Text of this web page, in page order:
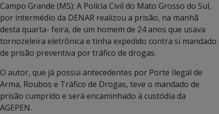
Campo Grande (MS): A Polícia Civil do Mato Grosso do Sul,
por intermédio da DENAR realizou a prisão, na manhã
desta quarta- feira, de um homem de 24 anos que usava
tornozeleira eletrônica e tinha expedido contra si mandado
de prisão preventiva por tráfico de drogas.
O autor, que já possui antecedentes por Porte Ilegal de
Arma, Roubos e Tráfico de Drogas, teve o mandado de
prisão cumprido e será encaminhado à custódia da
AGEPEN.